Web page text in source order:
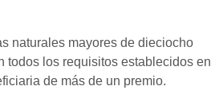
naturales mayores de dieciocho
todos los requisitos establecidos en
de más de un premio.